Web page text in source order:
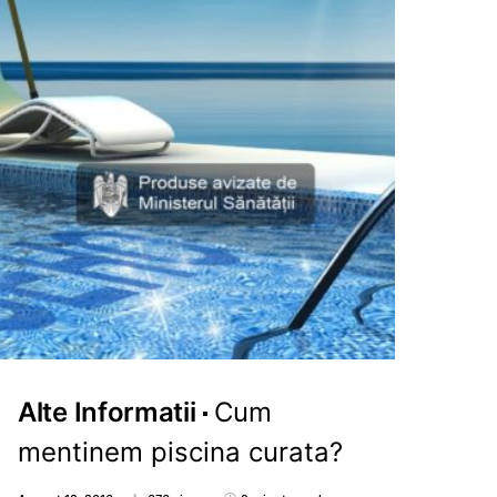
Alte Informatii
Cum
mentinem piscina curata?